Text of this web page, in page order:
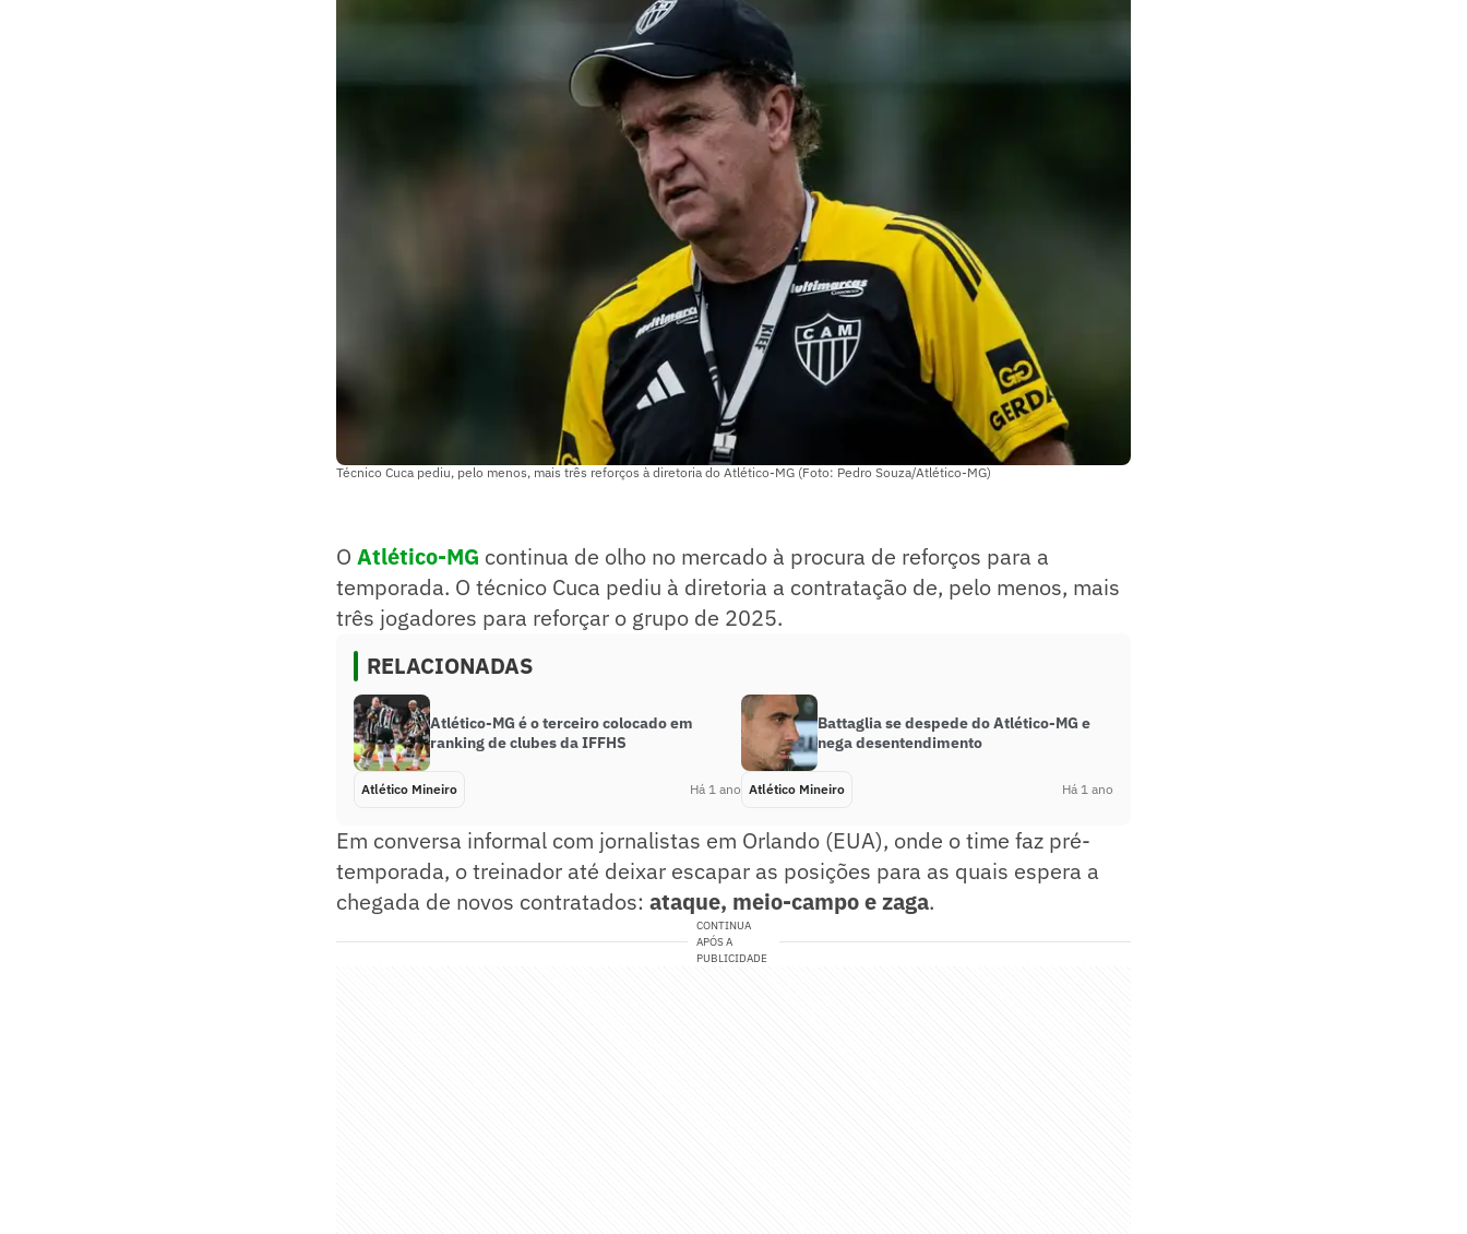
Técnico Cuca pediu, pelo menos, mais três reforços à diretoria do Atlético-MG (Foto: Pedro Souza/Atlético-MG)
O Atlético-MG continua de olho no mercado à procura de reforços para a
temporada. O técnico Cuca pediu à diretoria a contratação de, pelo menos, mais
três jogadores para reforçar o grupo de 2025.
RELACIONADAS
Atlético-MG é o terceiro colocado em
ranking de clubes da IFFHS
Atlético Mineiro Há 1 ano
Battaglia se despede do Atlético-MG e
nega desentendimento
Atlético Mineiro Há 1 ano
Em conversa informal com jornalistas em Orlando (EUA), onde o time faz pré-
temporada, o treinador até deixar escapar as posições para as quais espera a
chegada de novos contratados: ataque, meio-campo e zaga.
CONTINUA
APÓS A
PUBLICIDADE